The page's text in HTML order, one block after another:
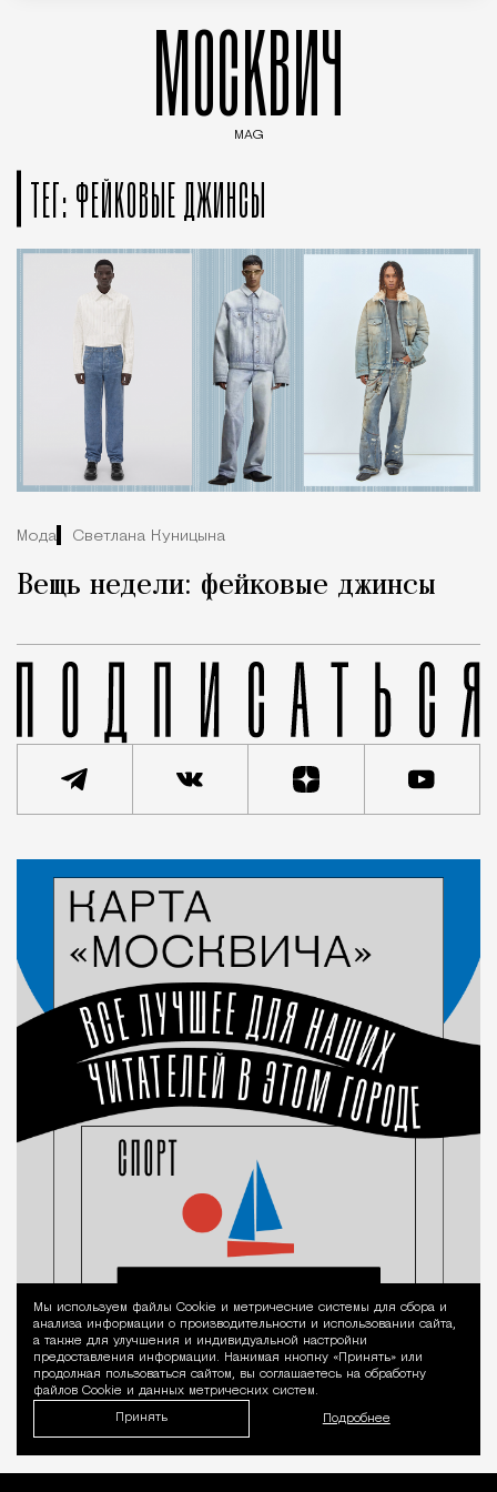
МОСКВИЧ
MAG
ТЕГ: ФЕЙКОВЫЕ ДЖИНСЫ
Мода Светлана Куницына
Вещь недели: фейковые джинсы
Уведомление
Мы используем файлы Сookie и метрические системы для сбора и
анализа информации о производительности и использовании сайта,
а также для улучшения и индивидуальной настройки
предоставления информации. Нажимая кнопку «Принять» или
продолжая пользоваться сайтом, вы соглашаетесь на обработку
файлов Cookie и данных метрических систем.
Принять Подробнее